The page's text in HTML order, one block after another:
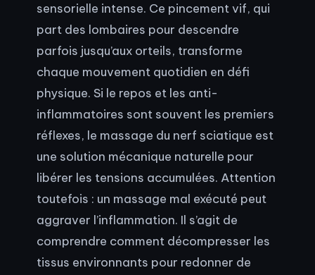
sensorielle intense. Ce pincement vif, qui
part des lombaires pour descendre
parfois jusqu’aux orteils, transforme
chaque mouvement quotidien en défi
physique. Si le repos et les anti-
inflammatoires sont souvent les premiers
réflexes, le massage du nerf sciatique est
une solution mécanique naturelle pour
libérer les tensions accumulées. Attention
toutefois : un massage mal exécuté peut
aggraver l’inflammation. Il s’agit de
comprendre comment décompresser les
tissus environnants pour redonner de